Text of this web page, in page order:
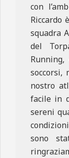
con
Riccardo
squadra
del
nostro
facile in
sereni
sono